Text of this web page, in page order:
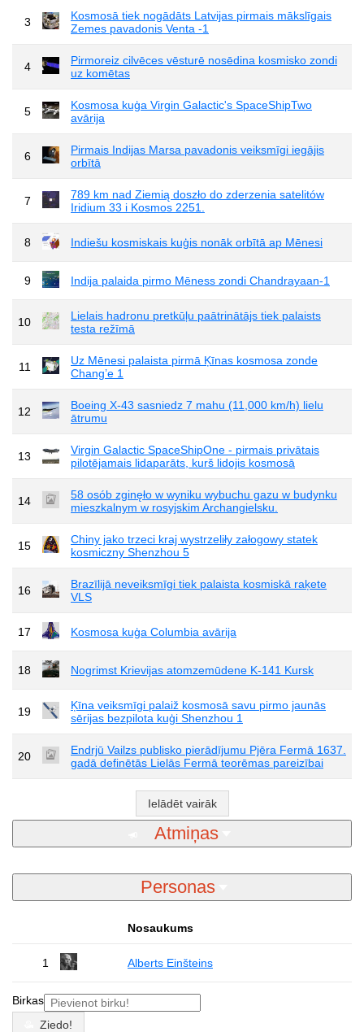
3
Kosmosā tiek nogādāts Latvijas pirmais mākslīgais
Zemes pavadonis Venta -1
4
Pirmoreiz cilvēces vēsturē nosēdina kosmisko zondi
uz komētas
5
Kosmosa kuģa Virgin Galactic's SpaceShipTwo
avārija
6
Pirmais Indijas Marsa pavadonis veiksmīgi iegājis
orbītā
7
789 km nad Ziemią doszło do zderzenia satelitów
Iridium 33 i Kosmos 2251.
8 Indiešu kosmiskais kuģis nonāk orbītā ap Mēnesi
9 Indija palaida pirmo Mēness zondi Chandrayaan-1
10
Lielais hadronu pretkūļu paātrinātājs tiek palaists
testa režīmā
11
Uz Mēnesi palaista pirmā Ķīnas kosmosa zonde
Chang’e 1
12
Boeing X-43 sasniedz 7 mahu (11,000 km/h) lielu
ātrumu
13
Virgin Galactic SpaceShipOne - pirmais privātais
pilotējamais lidaparāts, kurš lidojis kosmosā
14
58 osób zginęło w wyniku wybuchu gazu w budynku
mieszkalnym w rosyjskim Archangielsku.
15
Chiny jako trzeci kraj wystrzeliły załogowy statek
kosmiczny Shenzhou 5
16
Brazīlijā neveiksmīgi tiek palaista kosmiskā raķete
VLS
17 Kosmosa kuģa Columbia avārija
18 Nogrimst Krievijas atomzemūdene K-141 Kursk
19
Ķīna veiksmīgi palaiž kosmosā savu pirmo jaunās
sērijas bezpilota kuģi Shenzhou 1
20
Endrjū Vailzs publisko pierādījumu Pjēra Fermā 1637.
gadā definētās Lielās Fermā teorēmas pareizībai
Ielādēt vairāk
Atmiņas
Personas
Nosaukums
1 Alberts Einšteins
Birkas
Ziedo!